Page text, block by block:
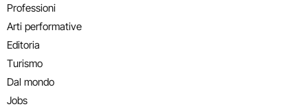
Professioni
Arti performative
Editoria
Turismo
Dal mondo
Jobs